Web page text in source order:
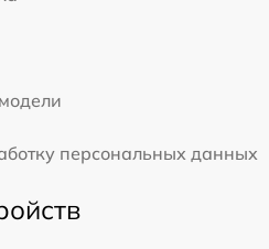
персональных данных